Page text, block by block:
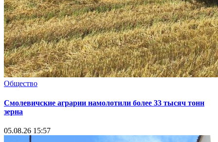
Общество
Смолевичские аграрии намолотили более 33 тысяч тонн
зерна
05.08.26 15:57